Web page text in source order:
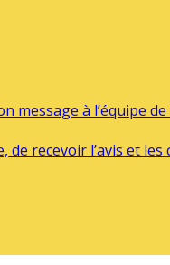
message à l’équipe de
recevoir l’avis et